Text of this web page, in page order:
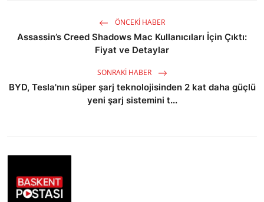
ÖNCEKI HABER
Assassin’s Creed Shadows Mac Kullanıcıları İçin Çıktı:
Fiyat ve Detaylar
SONRAKI HABER
BYD, Tesla'nın süper şarj teknolojisinden 2 kat daha güçlü
yeni şarj sistemini t...